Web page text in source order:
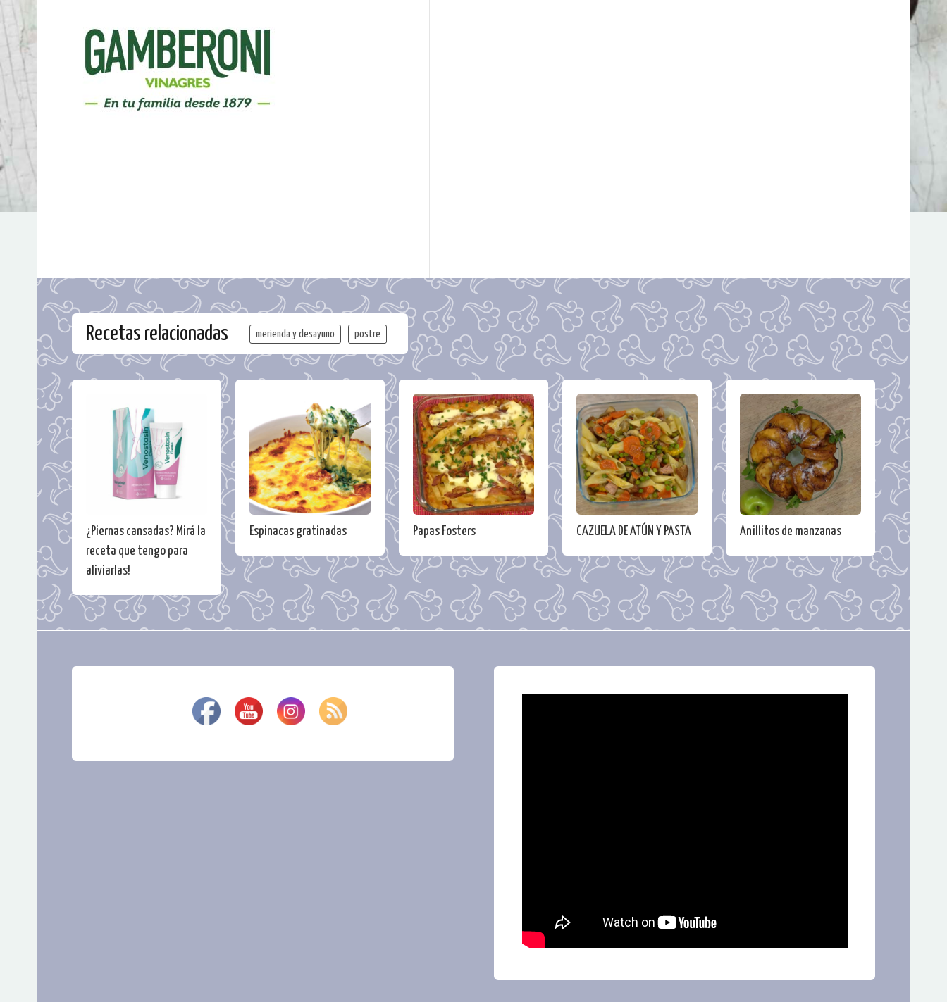
Recetas relacionadas merienda y desayuno postre
¿Piernas cansadas? Mirá la
receta que tengo para
aliviarlas!
Espinacas gratinadas Papas Fosters CAZUELA DE ATÚN Y PASTA Anillitos de manzanas